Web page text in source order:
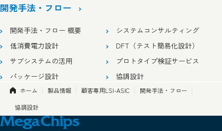
開発手法・フロー
開発手法・フロー 概要
システムコンサルティング
低消費電力設計
DFT（テスト簡易化設計）
サブシステムの活用
プロトタイプ検証サービス
パッケージ設計
協調設計
ホーム 製品情報 顧客専用LSI-ASIC
開発手法・フロー
協調設計